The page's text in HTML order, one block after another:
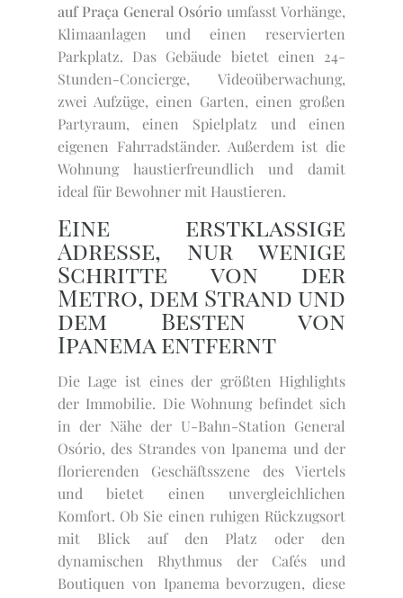
auf Praça General Osório umfasst Vorhänge,
Klimaanlagen und einen reservierten
Parkplatz. Das Gebäude bietet einen 24-
Stunden-Concierge, Videoüberwachung,
zwei Aufzüge, einen Garten, einen großen
Partyraum, einen Spielplatz und einen
eigenen Fahrradständer. Außerdem ist die
Wohnung haustierfreundlich und damit
ideal für Bewohner mit Haustieren.
Eine erstklassige
Adresse, nur wenige
Schritte von der
Metro, dem Strand und
dem Besten von
Ipanema entfernt
Die Lage ist eines der größten Highlights
der Immobilie. Die Wohnung befindet sich
in der Nähe der U-Bahn-Station General
Osório, des Strandes von Ipanema und der
florierenden Geschäftsszene des Viertels
und bietet einen unvergleichlichen
Komfort. Ob Sie einen ruhigen Rückzugsort
mit Blick auf den Platz oder den
dynamischen Rhythmus der Cafés und
Boutiquen von Ipanema bevorzugen, diese